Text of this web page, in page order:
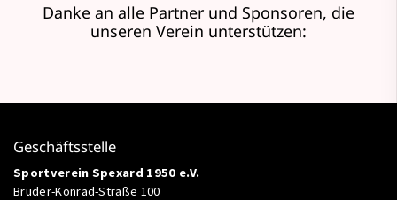
Danke an alle Partner und Sponsoren, die
unseren Verein unterstützen:
Geschäftsstelle
Sportverein Spexard 1950 e.V.
Bruder-Konrad-Straße 100